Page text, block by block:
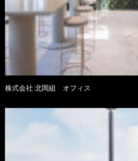
株式会社 北岡組 オフィス